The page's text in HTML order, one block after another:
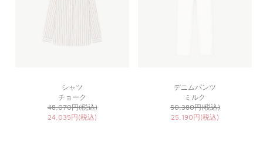
シャツ
チョーク
48,070円(税込)
24,035円(税込)
デニムパンツ
ミルク
50,380円(税込)
25,190円(税込)